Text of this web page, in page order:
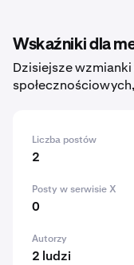
Wskaźniki dla
Dzisiejsze
Liczba postów
2
Posty w serwisie X
0
Autorzy
2 ludzi